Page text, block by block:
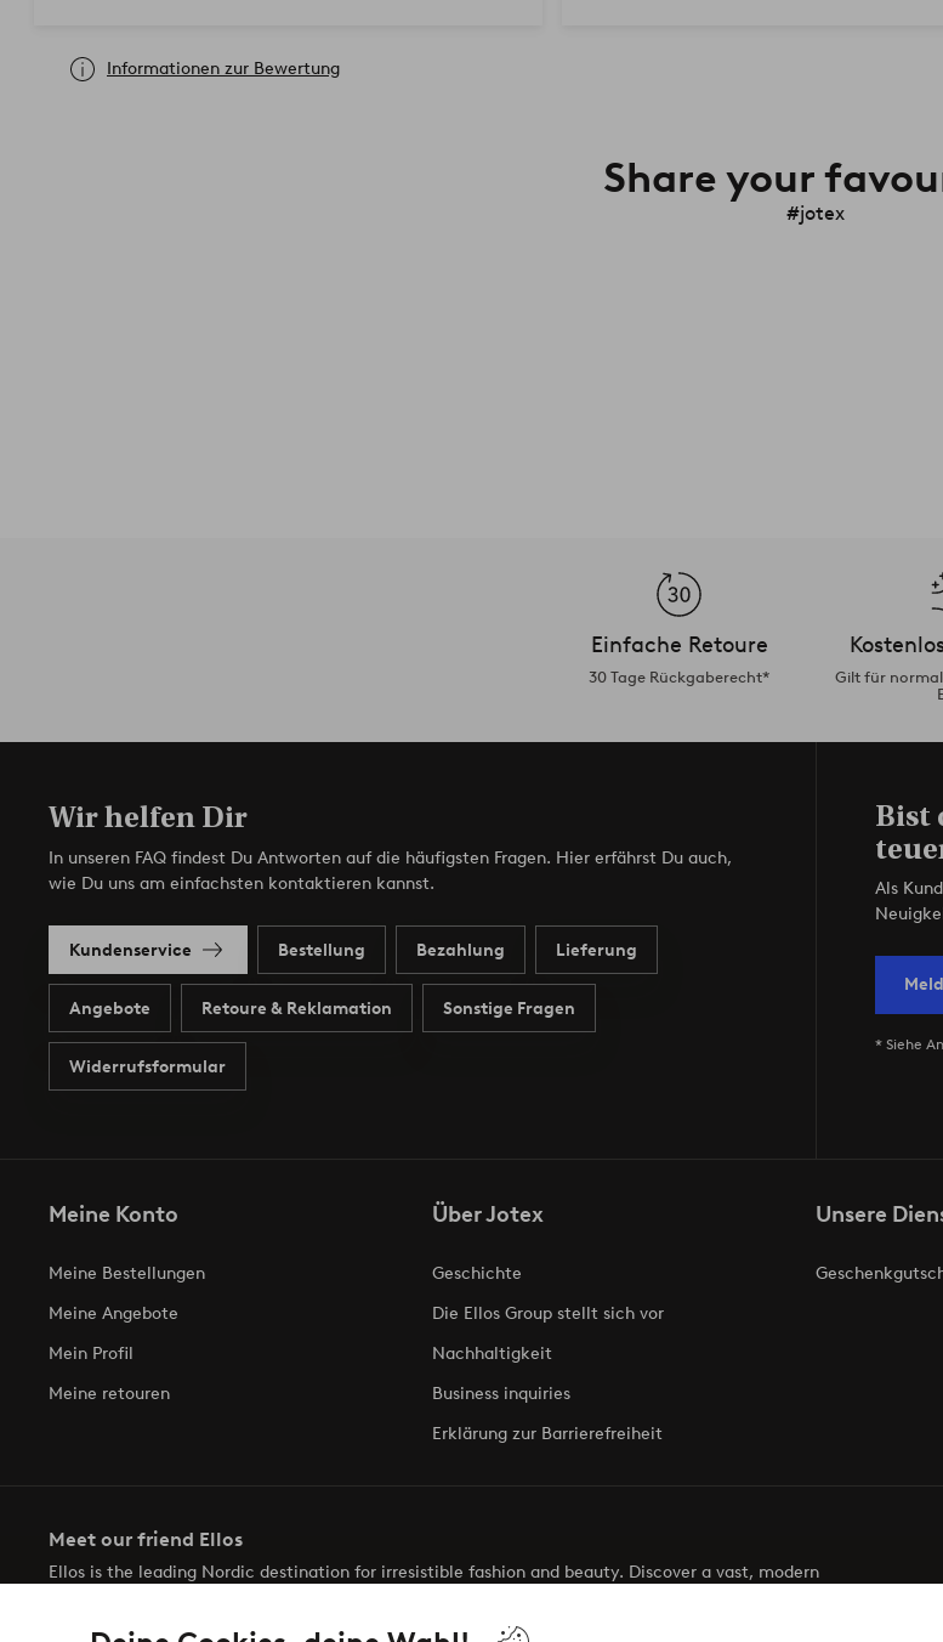
Informationen zur Bewertung
Share your
#jotex
Einfache Retoure
30 Tage Rückgaberecht*
Gilt für
Wir helfen Dir
In unseren FAQ findest Du Antworten auf die häufigsten Fragen. Hier erfährst Du auch,
wie Du uns am einfachsten kontaktieren kannst.
Kundenservice Bestellung Bezahlung Lieferung
Angebote Retoure & Reklamation Sonstige Fragen
Widerrufsformular
Bist
Als
* Siehe
Meine Konto
Meine Bestellungen
Meine Angebote
Mein Profil
Meine retouren
Über Jotex
Geschichte
Die Ellos Group stellt sich vor
Nachhaltigkeit
Business inquiries
Erklärung zur Barrierefreiheit
Unsere
Meet our friend Ellos
Ellos is the leading Nordic destination for irresistible fashion and beauty. Discover a vast, modern